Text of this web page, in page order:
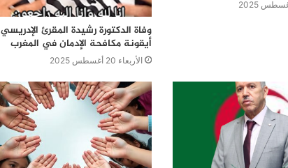
وفاة الدكتورة رشيدة المقرئ الإدريسي
أيقونة مكافحة الإدمان في المغرب
الأربعاء 20 أغسطس 2025